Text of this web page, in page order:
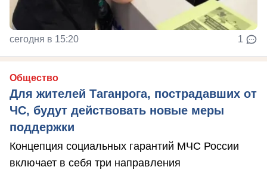
сегодня в 15:20 1
Общество
Для жителей Таганрога, пострадавших от
ЧС, будут действовать новые меры
поддержки
Концепция социальных гарантий МЧС России
включает в себя три направления